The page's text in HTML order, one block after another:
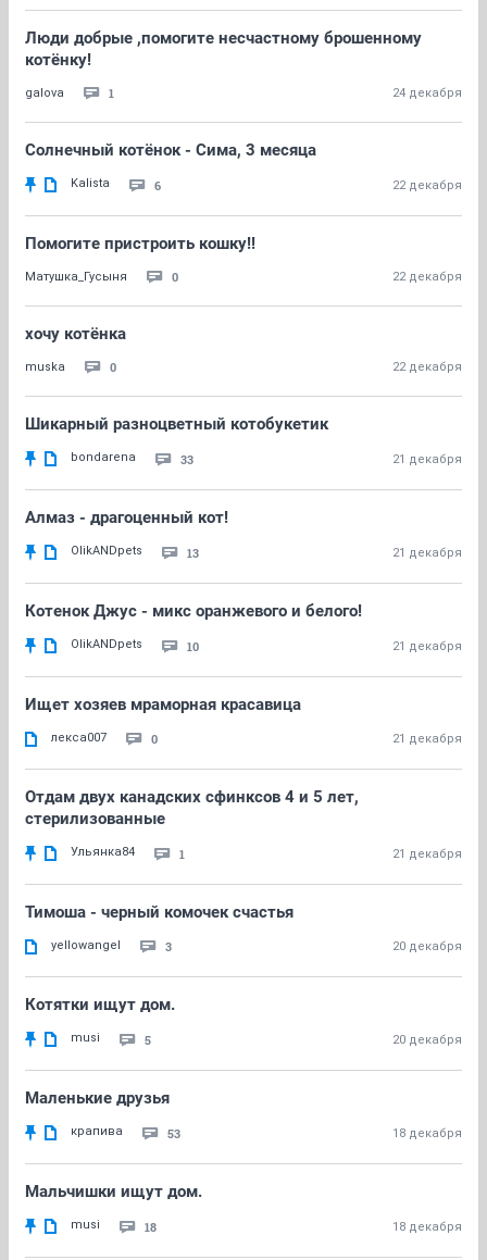
Люди добрые ,помогите несчастному брошенному
котёнку!
galova 1 24 декабря
Солнечный котёнок - Сима, 3 месяца
Kalista 6 22 декабря
Помогите пристроить кошку!!
Матушка_Гусыня 0 22 декабря
хочу котёнка
muska 0 22 декабря
Шикарный разноцветный котобукетик
bondarena 33 21 декабря
Алмаз - драгоценный кот!
OlikANDpets 13 21 декабря
Котенок Джус - микс оранжевого и белого!
OlikANDpets 10 21 декабря
Ищет хозяев мраморная красавица
лекса007 0 21 декабря
Отдам двух канадских сфинксов 4 и 5 лет,
стерилизованные
Ульянка84 1 21 декабря
Тимоша - черный комочек счастья
yellowangel 3 20 декабря
Котятки ищут дом.
musi 5 20 декабря
Маленькие друзья
крапива 53 18 декабря
Мальчишки ищут дом.
musi 18 18 декабря